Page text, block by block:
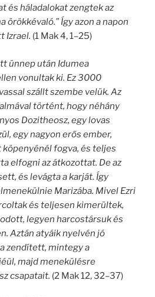
és háladalokat zengtek az
örökkévaló.” Így azon a napon
Izrael. (1 Mak 4, 1–25)
ünnep után Idumea
vonultak ki. Ez 3000
szállt szembe velük. Az
történt, hogy néhány
Dozitheosz, egy lovas
egy nagyon erős ember,
fogva, és teljes
elfogni az átkozottat. De az
és levágta a karját. Így
Marizába. Mivel Ezri
és teljesen kimerültek,
legyen harcostársuk és
Aztán atyáik nyelvén jó
zendített, mintegy a
majd menekülésre
csapatait. (2 Mak 12, 32–37)